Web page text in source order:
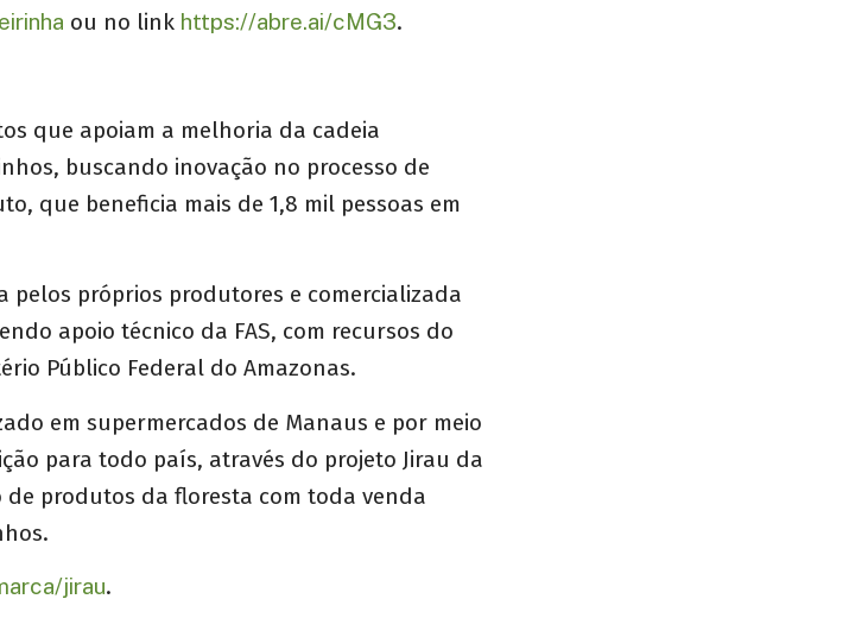
ou no link https://abre.ai/cMG3.
que apoiam a melhoria da cadeia
buscando inovação no processo de
que beneficia mais de 1,8 mil pessoas em
próprios produtores e comercializada
apoio técnico da FAS, com recursos do
Público Federal do Amazonas.
em supermercados de Manaus e por meio
para todo país, através do projeto Jirau da
de produtos da floresta com toda venda
jirau.